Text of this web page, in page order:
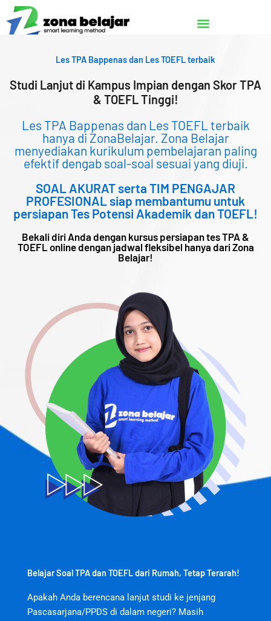
Lewati
ke
konten
Les TPA Bappenas dan Les TOEFL terbaik
Studi Lanjut di Kampus Impian dengan Skor TPA
& TOEFL Tinggi!
Les TPA Bappenas dan Les TOEFL terbaik
hanya di ZonaBelajar. Zona Belajar
menyediakan kurikulum pembelajaran paling
efektif dengab soal-soal sesuai yang diuji.
SOAL AKURAT serta TIM PENGAJAR
PROFESIONAL siap membantumu untuk
persiapan Tes Potensi Akademik dan TOEFL!
Bekali diri Anda dengan kursus persiapan tes TPA &
TOEFL online dengan jadwal fleksibel hanya dari Zona
Belajar!
Belajar Soal TPA dan TOEFL dari Rumah, Tetap Terarah!
Apakah Anda berencana lanjut studi ke jenjang
Pascasarjana/PPDS di dalam negeri? Masih